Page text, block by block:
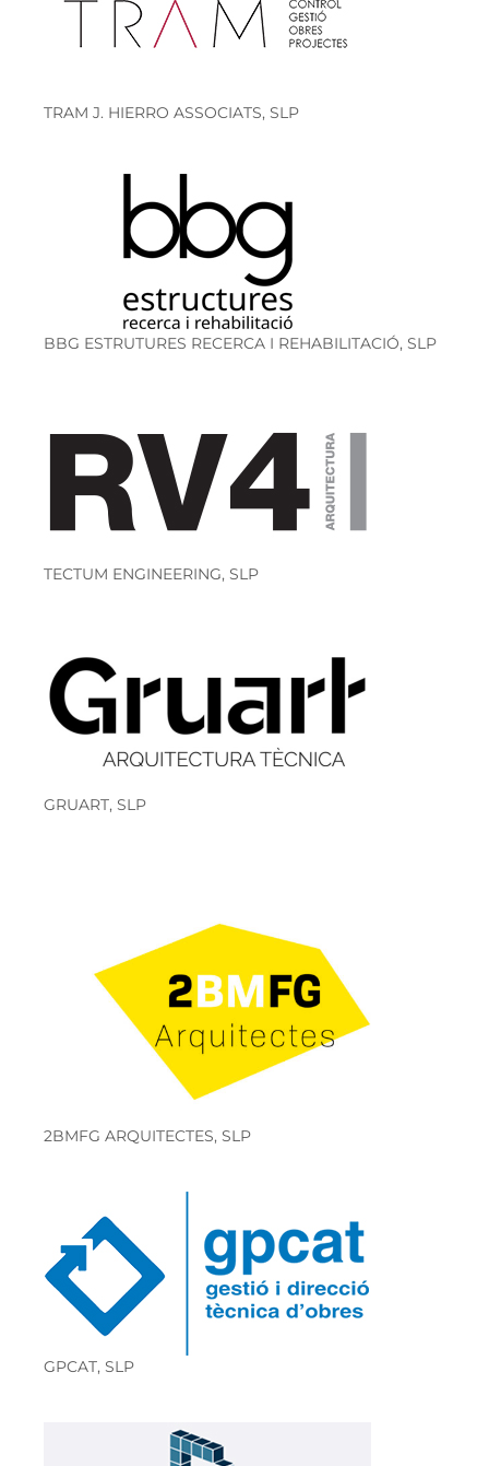
TRAM J. HIERRO ASSOCIATS, SLP
BBG ESTRUTURES RECERCA I REHABILITACIÓ, SLP
TECTUM ENGINEERING, SLP
GRUART, SLP
2BMFG ARQUITECTES, SLP
GPCAT, SLP